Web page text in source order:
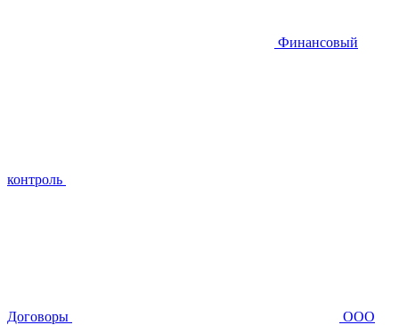
Финансовый
контроль
Договоры ООО